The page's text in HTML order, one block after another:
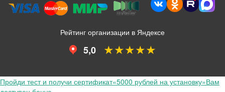
Рейтинг организации в Яндексе
5,0 ★★★★★
Пройди тест и получи сертификат«5000 рублей на установку»Вам